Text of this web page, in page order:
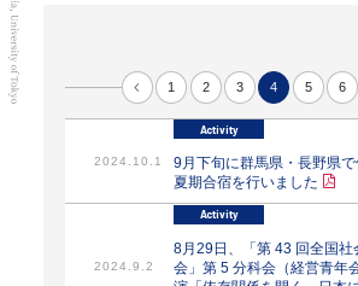
1 2 3 4 5 6
2024.10.1
Activity
9月下旬に群馬県・長野県
夏期合宿を行いました
2024.9.2
Activity
8月29日、「第 43 回全国
会」第 5 分科会（経営青年